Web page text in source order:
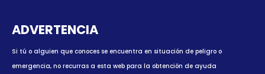
ADVERTENCIA
Si tú o alguien que conoces se encuentra en situación de peligro o
emergencia, no recurras a esta web para la obtención de ayuda